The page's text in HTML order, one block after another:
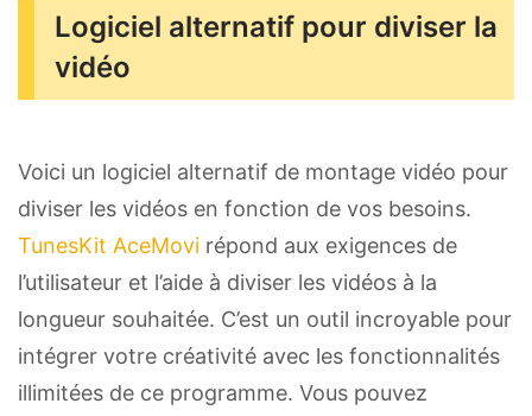
Logiciel alternatif pour diviser la
vidéo
Voici un logiciel alternatif de montage vidéo pour
diviser les vidéos en fonction de vos besoins.
TunesKit AceMovi répond aux exigences de
l’utilisateur et l’aide à diviser les vidéos à la
longueur souhaitée. C’est un outil incroyable pour
intégrer votre créativité avec les fonctionnalités
illimitées de ce programme. Vous pouvez